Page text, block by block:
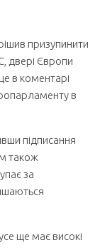
призупинити
двері Європи
в коментарі
в
підписання
також
за
ще має високі